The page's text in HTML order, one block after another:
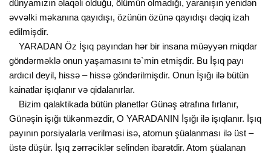
dünyamızın əlaqəli olduğu, ölümün olmadığı, yaranışın yenidən
əvvəlki məkanına qayıdışı, özünün özünə qayıdışı dəqiq izah
edilmişdir.
YARADAN Öz İşıq payından hər bir insana müəyyən miqdar
göndərməklə onun yaşamasını tə`min etmişdir. Bu İşıq payı
ardıcıl deyil, hissə – hissə göndərilmişdir. Onun İşığı ilə bütün
kainatlar işıqlanır və qidalanırlar.
Bizim qalaktikada bütün planetlər Günəş ətrafına fırlanır,
Günəşin işığı tükənməzdir, O YARADANIN İşığı ilə işıqlanır. İşıq
payının porsiyalarla verilməsi isə, atomun şüalanması ilə üst –
üstə düşür. İşıq zərrəciklər selindən ibarətdir. Atom şüalanan